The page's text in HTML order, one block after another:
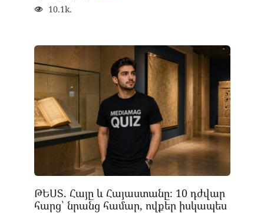
10.1k.
ԹԵՍՏ. Հայը և Հայաստանը։ 10 դժվար
հարց՝ նրանց համար, ովքեր իսկապես